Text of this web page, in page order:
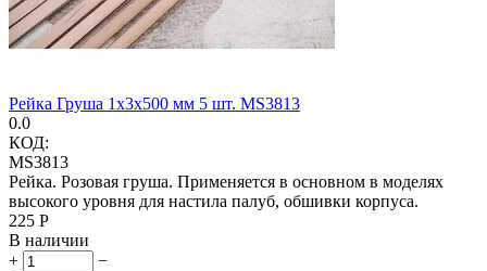
Рейка Груша 1х3х500 мм 5 шт. MS3813
0.0
КОД:
MS3813
Рейка. Розовая груша. Применяется в основном в моделях
высокого уровня для настила палуб, обшивки корпуса.
‍225‍ Р
В наличии
+
−